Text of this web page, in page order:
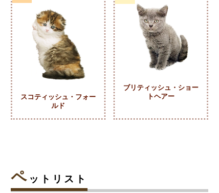
スコティッシュ・フォー
ルド
ブリティッシュ・ショー
トヘアー
ペ ットリスト